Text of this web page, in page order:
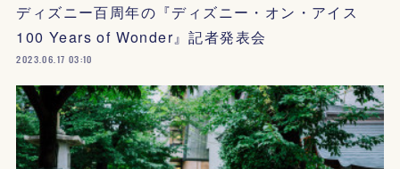
ディズニー百周年の『ディズニー・オン・アイス
100 Years of Wonder』記者発表会
2023.06.17 03:10